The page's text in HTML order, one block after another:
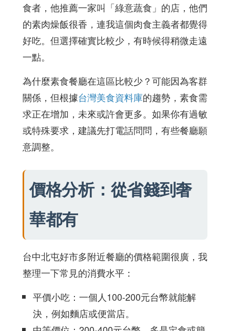
食者，他推薦一家叫「綠意蔬食」的店，他們
的素肉燥飯很香，連我這個肉食主義者都覺得
好吃。但選擇確實比較少，有時候得稍微走遠
一點。
為什麼素食餐廳在這區比較少？可能因為客群
關係，但根據台灣美食資料庫的趨勢，素食需
求正在增加，未來或許會更多。如果你有過敏
或特殊要求，建議先打電話問問，有些餐廳願
意調整。
價格分析：從省錢到奢
華都有
台中北屯好市多附近餐廳的價格範圍很廣，我
整理一下常見的消費水平：
平價小吃：一個人100-200元台幣就能解
決，例如麵店或便當店。